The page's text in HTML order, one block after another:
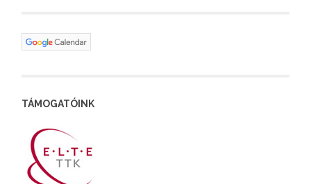
TÁMOGATÓINK